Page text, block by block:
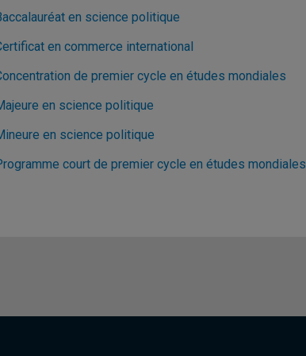
en science politique
en commerce international
de premier cycle en études mondiales
en science politique
en science politique
court de premier cycle en études mondiales